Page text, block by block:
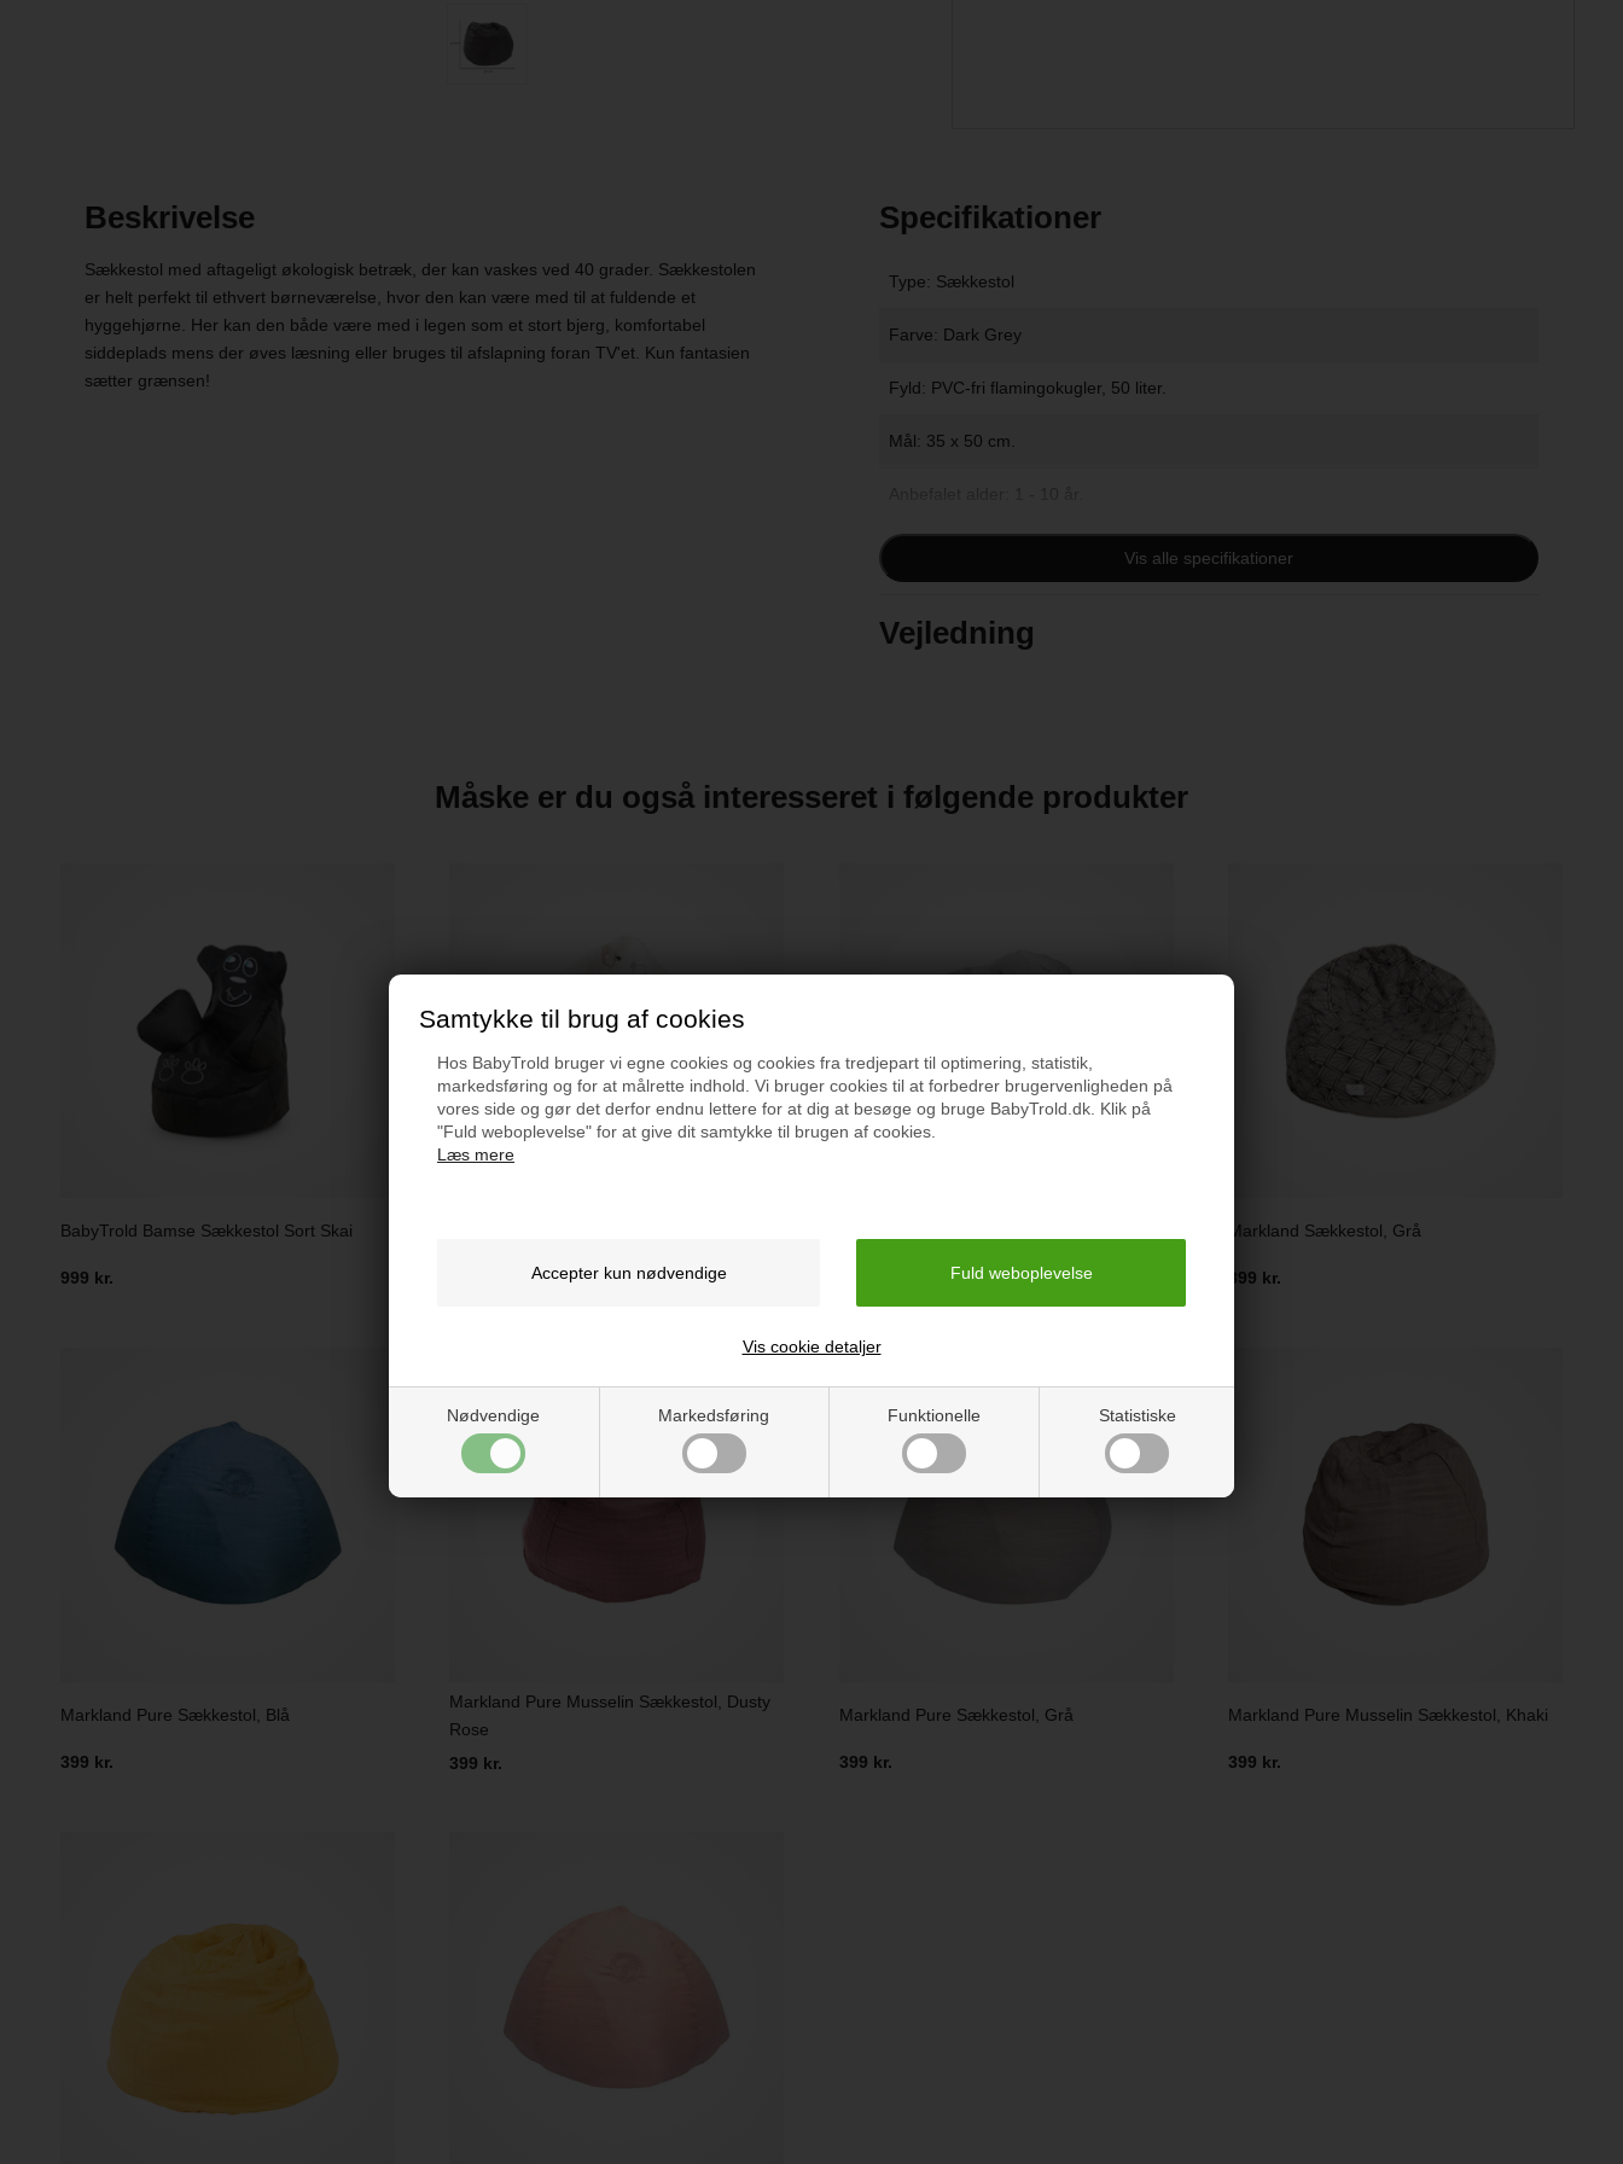
Samtykke til brug af cookies
Hos BabyTrold bruger vi egne cookies og cookies fra tredjepart til optimering, statistik,
markedsføring og for at målrette indhold. Vi bruger cookies til at forbedrer brugervenligheden på
vores side og gør det derfor endnu lettere for at dig at besøge og bruge BabyTrold.dk. Klik på
"Fuld weboplevelse" for at give dit samtykke til brugen af cookies.
Læs mere
Nødvendige Markedsføring Funktionelle Statistiske
Vis cookie detaljer
Beskrivelse
Sækkestol med aftageligt økologisk betræk, der kan vaskes ved 40 grader. Sækkestolen
er helt perfekt til ethvert børneværelse, hvor den kan være med til at fuldende et
hyggehjørne. Her kan den både være med i legen som et stort bjerg, komfortabel
siddeplads mens der øves læsning eller bruges til afslapning foran TV'et. Kun fantasien
sætter grænsen!
Specifikationer
Type: Sækkestol
Farve: Dark Grey
Fyld: PVC-fri flamingokugler, 50 liter.
Mål: 35 x 50 cm.
Vis alle specifikationer
Vejledning
Måske er du også interesseret i følgende produkter
BabyTrold Bamse Sækkestol Sort Skai
999 kr.
Markland Sækkestol, Grå
399 kr.
Markland Pure Sækkestol, Blå
399 kr.
Markland Pure Musselin Sækkestol, Dusty
Rose
399 kr.
Markland Pure Sækkestol, Grå
399 kr.
Markland Pure Musselin Sækkestol, Khaki
399 kr.